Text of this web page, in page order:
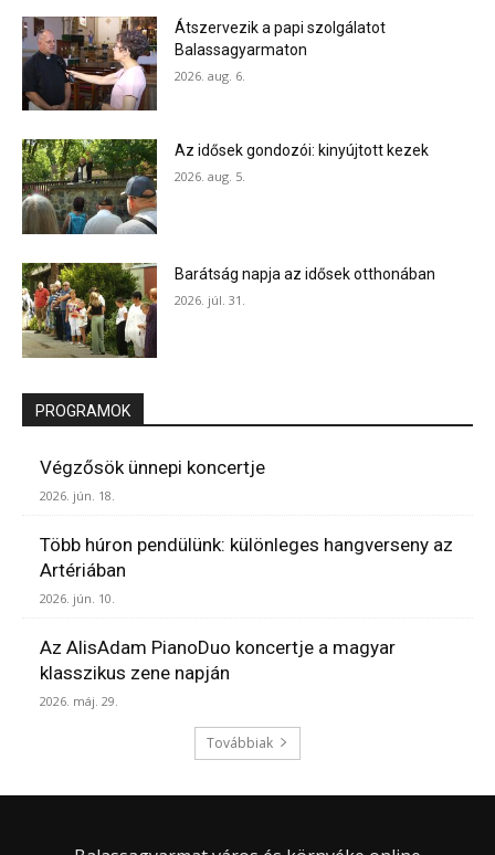
Átszervezik a papi szolgálatot
Balassagyarmaton
2026. aug. 6.
Az idősek gondozói: kinyújtott kezek
2026. aug. 5.
Barátság napja az idősek otthonában
2026. júl. 31.
PROGRAMOK
Végzősök ünnepi koncertje
2026. jún. 18.
Több húron pendülünk: különleges hangverseny az
Artériában
2026. jún. 10.
Az AlisAdam PianoDuo koncertje a magyar
klasszikus zene napján
2026. máj. 29.
Továbbiak